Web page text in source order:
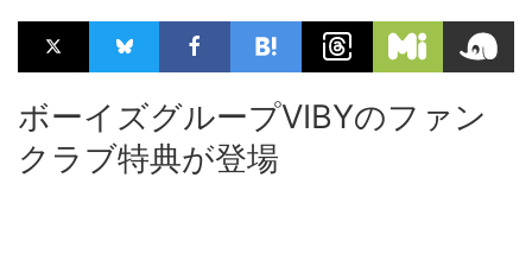
ボーイズグループVIBYのファン
クラブ特典が登場